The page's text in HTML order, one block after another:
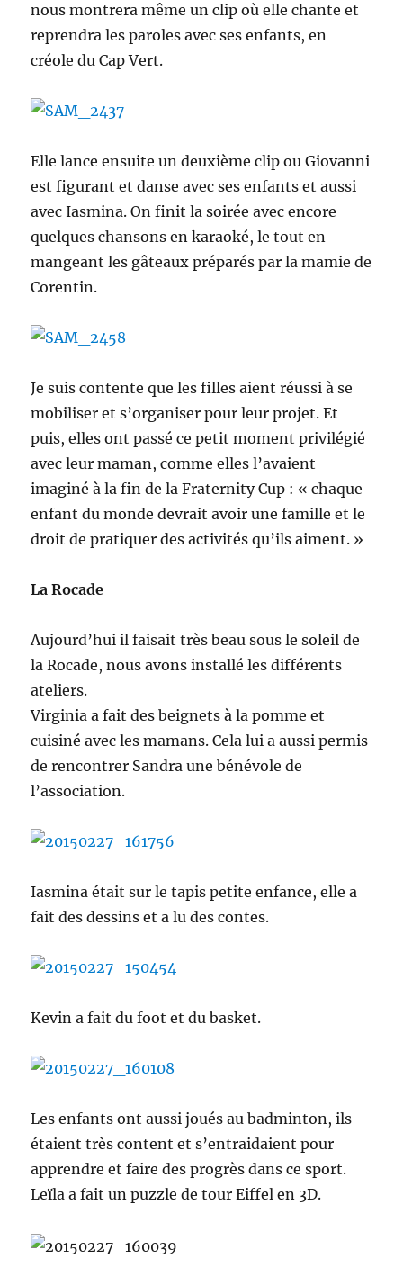
nous montrera même un clip où elle chante et
reprendra les paroles avec ses enfants, en
créole du Cap Vert.
Elle lance ensuite un deuxième clip ou Giovanni
est figurant et danse avec ses enfants et aussi
avec Iasmina. On finit la soirée avec encore
quelques chansons en karaoké, le tout en
mangeant les gâteaux préparés par la mamie de
Corentin.
Je suis contente que les filles aient réussi à se
mobiliser et s’organiser pour leur projet. Et
puis, elles ont passé ce petit moment privilégié
avec leur maman, comme elles l’avaient
imaginé à la fin de la Fraternity Cup : « chaque
enfant du monde devrait avoir une famille et le
droit de pratiquer des activités qu’ils aiment. »
La Rocade
Aujourd’hui il faisait très beau sous le soleil de
la Rocade, nous avons installé les différents
ateliers.
Virginia a fait des beignets à la pomme et
cuisiné avec les mamans. Cela lui a aussi permis
de rencontrer Sandra une bénévole de
l’association.
Iasmina était sur le tapis petite enfance, elle a
fait des dessins et a lu des contes.
Kevin a fait du foot et du basket.
Les enfants ont aussi joués au badminton, ils
étaient très content et s’entraidaient pour
apprendre et faire des progrès dans ce sport.
Leïla a fait un puzzle de tour Eiffel en 3D.